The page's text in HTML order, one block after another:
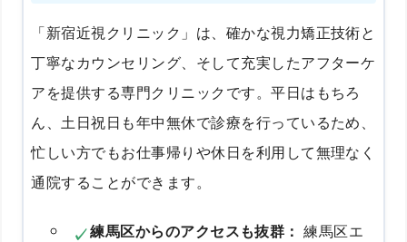
「新宿近視クリニック」は、確かな視力矯正技術と
丁寧なカウンセリング、そして充実したアフターケ
アを提供する専門クリニックです。平日はもちろ
ん、土日祝日も年中無休で診療を行っているため、
忙しい方でもお仕事帰りや休日を利用して無理なく
通院することができます。
練馬区からのアクセスも抜群： 練馬区エ